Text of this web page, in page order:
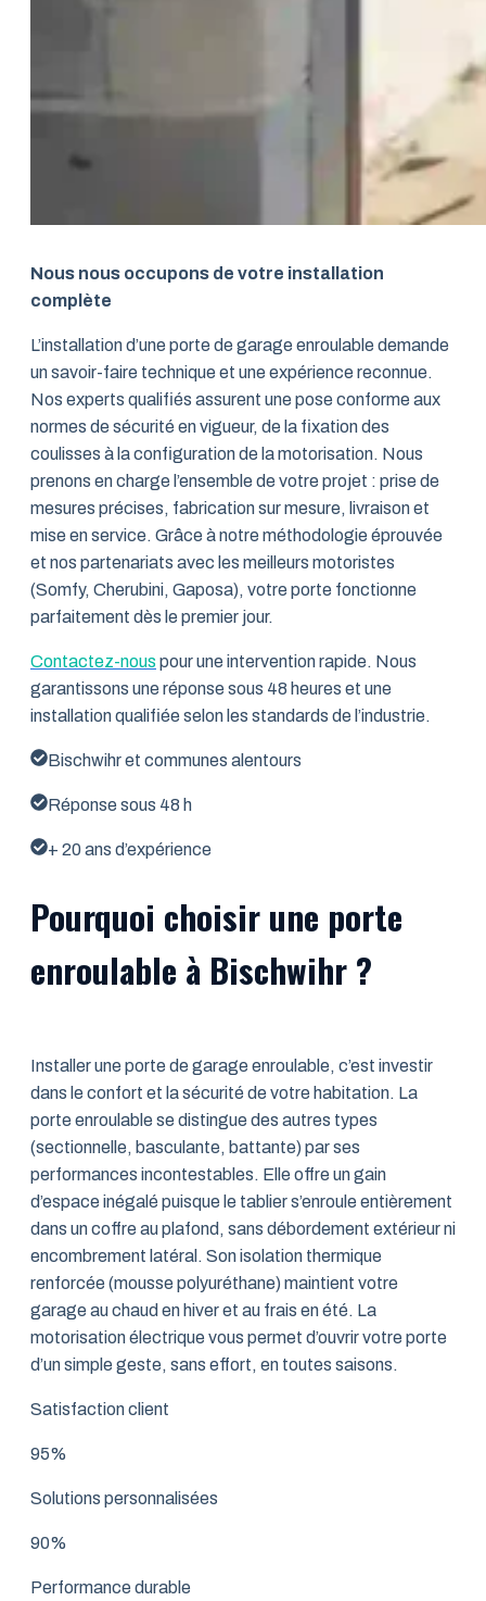
Nous nous occupons de votre installation
complète
L’installation d’une porte de garage enroulable demande
un savoir-faire technique et une expérience reconnue.
Nos experts qualifiés assurent une pose conforme aux
normes de sécurité en vigueur, de la fixation des
coulisses à la configuration de la motorisation. Nous
prenons en charge l’ensemble de votre projet : prise de
mesures précises, fabrication sur mesure, livraison et
mise en service. Grâce à notre méthodologie éprouvée
et nos partenariats avec les meilleurs motoristes
(Somfy, Cherubini, Gaposa), votre porte fonctionne
parfaitement dès le premier jour.
Contactez-nous pour une intervention rapide. Nous
garantissons une réponse sous 48 heures et une
installation qualifiée selon les standards de l’industrie.
Bischwihr et communes alentours
Réponse sous 48 h
+ 20 ans d’expérience
Pourquoi choisir une porte
enroulable à Bischwihr ?
Installer une porte de garage enroulable, c’est investir
dans le confort et la sécurité de votre habitation. La
porte enroulable se distingue des autres types
(sectionnelle, basculante, battante) par ses
performances incontestables. Elle offre un gain
d’espace inégalé puisque le tablier s’enroule entièrement
dans un coffre au plafond, sans débordement extérieur ni
encombrement latéral. Son isolation thermique
renforcée (mousse polyuréthane) maintient votre
garage au chaud en hiver et au frais en été. La
motorisation électrique vous permet d’ouvrir votre porte
d’un simple geste, sans effort, en toutes saisons.
Satisfaction client
95%
Solutions personnalisées
90%
Performance durable